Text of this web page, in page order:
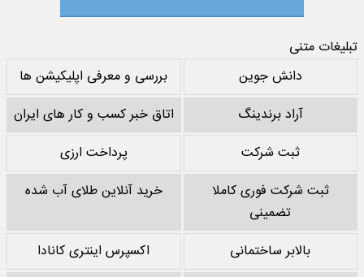
تبلیغات متنی
دانش جوین
بررسی و معرفی اپلیکیشن ها
آراد برندینگ
اتاق خبر کسب و کار های ایران
ثبت شرکت
پرداخت ارزی
ثبت شرکت فوری کاملا
تضمینی
خرید آنلاین طلای آب شده
بالابر ساختمانی
اکسپرس اینتری کانادا